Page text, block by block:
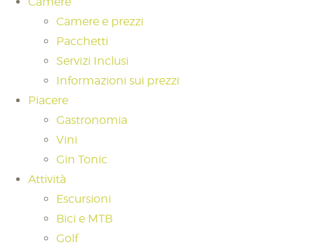
Camere e prezzi
Pacchetti
Servizi Inclusi
Informazioni sui prezzi
Piacere
Gastronomia
Vini
Gin Tonic
Attività
Escursioni
Bici e MTB
Golf